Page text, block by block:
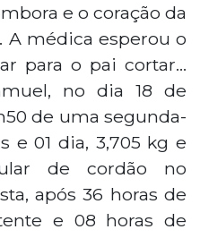
e o coração da
A médica esperou o
para o pai cortar...
no dia 18 de
de uma segunda-
e 01 dia, 3,705 kg e
de cordão no
após 36 horas de
e 08 horas de